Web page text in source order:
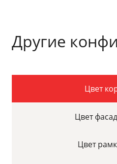
Другие
Цвет
Цвет
Цвет